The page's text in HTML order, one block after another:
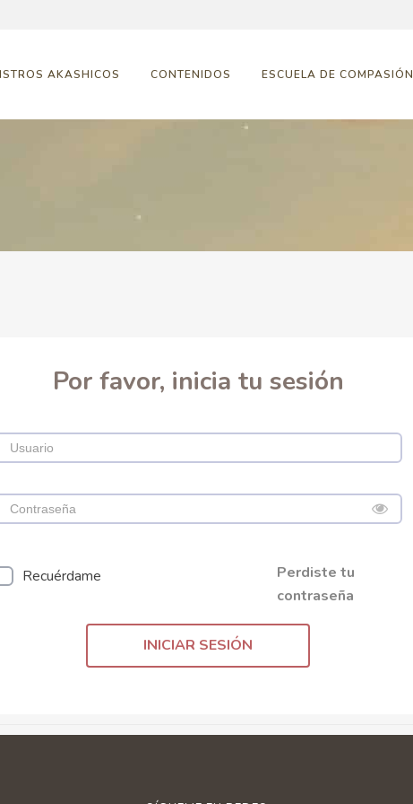
AKASHICOS CONTENIDOS ESCUELA DE COMPASIÓN
Por favor, inicia tu sesión
Recuérdame
INICIAR SESIÓN
Perdiste tu
contraseña